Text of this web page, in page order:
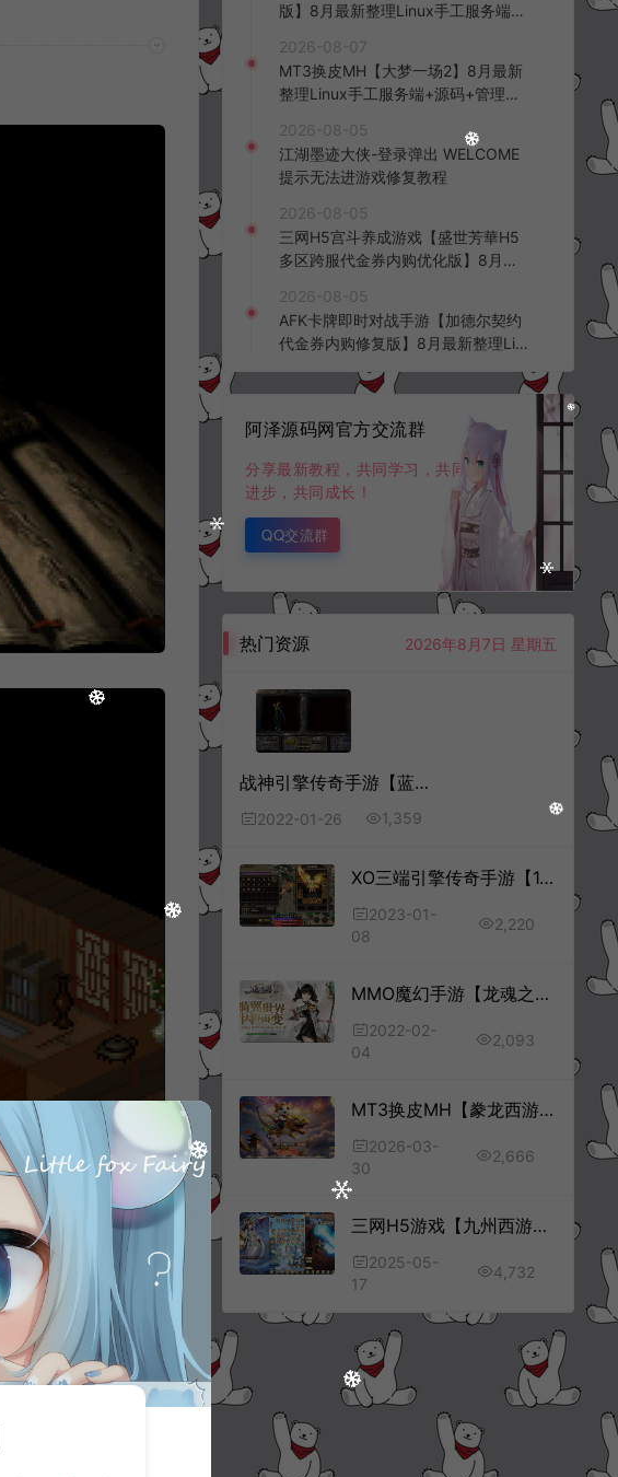
版】8月最新整理Linux手工服务端
客户端+详细搭建教程+视频教程
2026-08-07
MT3换皮MH【大梦一场2】8月最新
整理Linux手工服务端+源码+管理后
频教程
2026-08-05
江湖墨迹大侠-登录弹出 WELCOME
提示无法进游戏修复教程
2026-08-05
三网H5宫斗养成游戏【盛世芳華H5
多区跨服代金券内购优化版】8月最
台+全资源安卓+详细搭建教程+视频
教程
2026-08-05
AFK卡牌即时对战手游【加德尔契约
代金券内购修复版】8月最新整理Lin
K授权后台+安卓苹果双端+详细搭建
阿泽源码网官方交流群
分享最新教程，共同学习，共同
进步，共同成长！
QQ交流群
热门资源 2026年8月7日 星期五
战神引擎传奇手游【蓝天冰雪君临复古】1月最新整理Win半手工服务端+情怀BOSS+神龙秘境+宠物大师+充值后台
2022-01-26 1,359
XO三端引擎传奇手游【1.80怒战星王合击】1月最新整理Win一键服务端+微端资源+PC安卓苹果+详细搭建教程
2023-01-
08
2,220
MMO魔幻手游【龙魂之剑】2月最新整理Linux手工服务端+充值后台+安卓
2022-02-
04
2,093
MT3换皮MH【豢龙西游尊享挂机版】3月最新整理Linux手工服务端+源码+管理后台+安卓苹果双端+详细搭建教程+视频教程
2026-03-
30
2,666
三网H5游戏【九州西游录H5内购完整版】5月最新整理Linux手工服务端+GM授权后台+简易安卓客户端+详细搭建教程+视频教程
2025-05-
17
4,732